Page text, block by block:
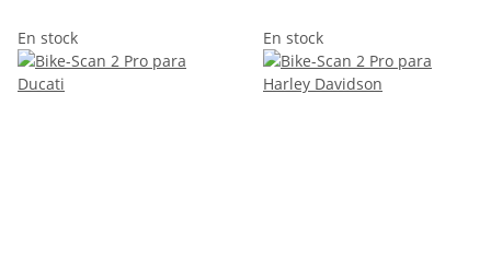
En stock En stock